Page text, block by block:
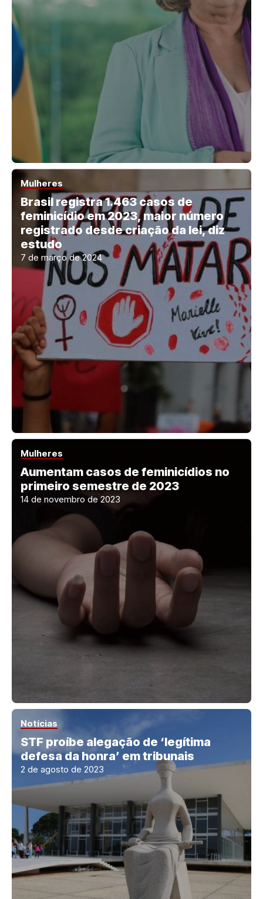
Mulheres
Brasil registra 1.463 casos de
feminicídio em 2023, maior número
registrado desde criação da lei, diz
estudo
7 de março de 2024
Mulheres
Aumentam casos de feminicídios no
primeiro semestre de 2023
14 de novembro de 2023
Notícias
STF proíbe alegação de ‘legítima
defesa da honra’ em tribunais
2 de agosto de 2023